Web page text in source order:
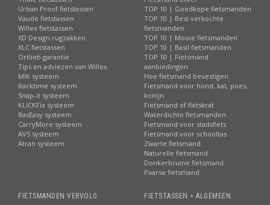
Urban Proof fietstassen
Vaude fietstassen
Willex fietstassen
XD Design rugzakken
XLC fietstassen
Ortlieb garantie
Tips en adviezen van Willex
MIK systeem
Racktime systeem
Snap-it systeem
KLICKFix systeem
BasEasy systeem
CarryMore systeem
AVS systeem
Atran systeem
TOP 10 | Goedkope fietsmanden
TOP 10 | Best verkochte
fietsmanden
TOP 10 | Mooie fietsmanden
TOP 10 | Basil fietsmanden
TOP 10 | Fietsmand
aanbiedingen
Hoe fietsmand bevestigen
Fietsmand voor hond, kat, poes,
konijn
Fietsmand of fietskrat
Waterdichte fietsmanden
Fietsmand voor stadsfiets
Fietsmand voor schooltas
Zwarte fietsmand
Naturelle fietsmand
Donkerbruine fietsmand
Paarse fietsmand
FIETSMANDEN VERVOLG FIETSTASSEN > ALGEMEEN